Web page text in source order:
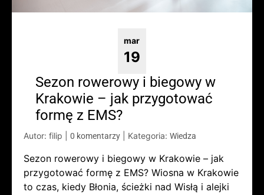
mar
19
Sezon rowerowy i biegowy w
Krakowie – jak przygotować
formę z EMS?
Autor: filip 0 komentarzy Kategoria: Wiedza
Sezon rowerowy i biegowy w Krakowie – jak
przygotować formę z EMS? Wiosna w Krakowie
to czas, kiedy Błonia, ścieżki nad Wisłą i alejki